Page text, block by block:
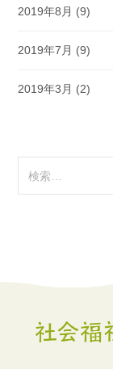
2019年8月 (9)
2019年7月 (9)
2019年3月 (2)
索: